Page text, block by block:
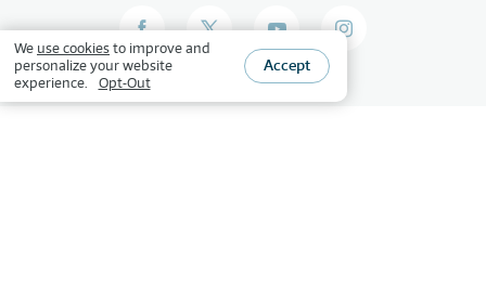
We use cookiesto improve and
personalize your website
experience.
Opt-Out
Accept